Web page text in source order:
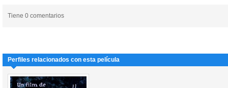
Tiene 0 comentarios
Perfiles relacionados con esta película